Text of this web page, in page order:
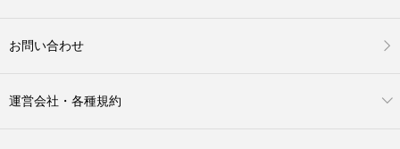
お問い合わせ
運営会社・各種規約